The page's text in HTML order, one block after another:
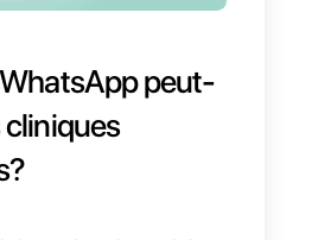
les jours. C’est
dans ce domaine
alternatives de